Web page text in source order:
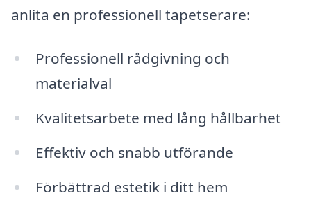
anlita en professionell tapetserare:
Professionell rådgivning och
materialval
Kvalitetsarbete med lång hållbarhet
Effektiv och snabb utförande
Förbättrad estetik i ditt hem